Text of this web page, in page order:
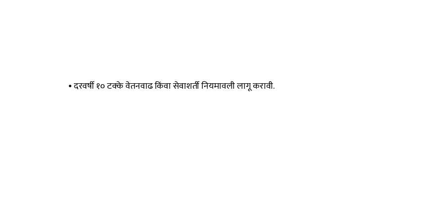
• दरवर्षी १० टक्के वेतनवाढ किंवा सेवाशर्ती नियमावली लागू करावी.